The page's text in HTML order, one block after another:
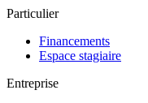
Particulier
Financements
Espace stagiaire
Entreprise